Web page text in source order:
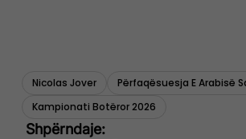
Nicolas Jover
Përfaqësuesja E Arabisë
Kampionati Botëror 2026